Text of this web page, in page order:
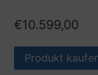
€10.599,00
Produkt